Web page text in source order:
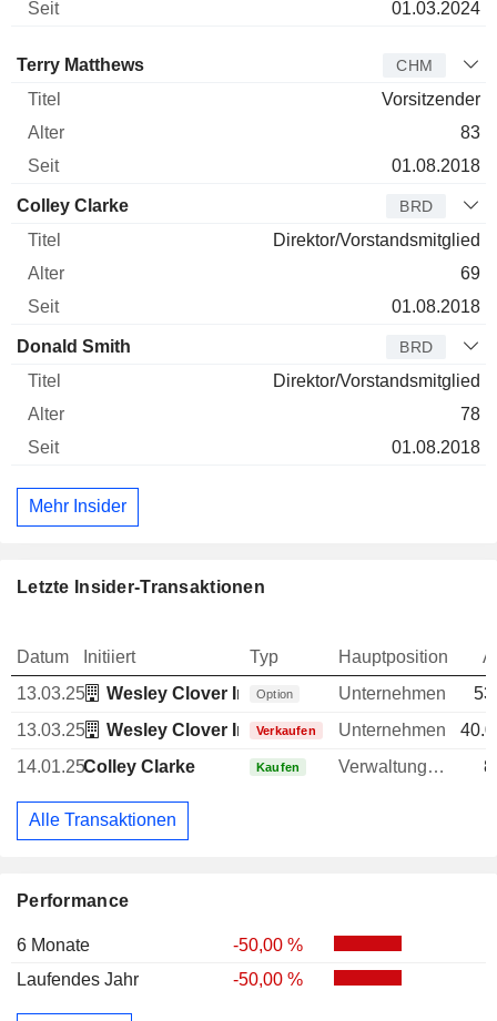
Performance
6 Monate
-50,00 %
Laufendes Jahr
-50,00 %
01.03.2024
Verwaltungsratsmitglied
Terry Matthews CHM
Vorsitzender
83
01.08.2018
Colley Clarke BRD
Direktor/Vorstandsmitglied
69
01.08.2018
Donald Smith BRD
Direktor/Vorstandsmitglied
78
01.08.2018
Mehr Insider
Letzte Insider-Transaktionen
Datum Initiiert Typ Hauptposition
13.03.25
Wesley Clover International Corp.
Option Unternehmen
13.03.25
Wesley Clover International Corp.
Verkaufen Unternehmen
14.01.25Colley Clarke Kaufen Verwaltungsratsmitglied
Alle Transaktionen